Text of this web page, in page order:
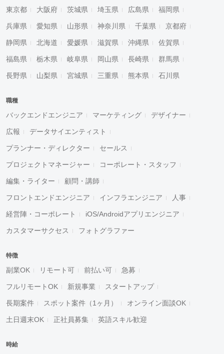
東京都 大阪府 茨城県 埼玉県 広島県 福岡県
兵庫県 愛知県 山形県 神奈川県 千葉県 京都府
静岡県 北海道 愛媛県 滋賀県 沖縄県 佐賀県
福島県 栃木県 岐阜県 岡山県 長崎県 群馬県
長野県 山梨県 宮城県 三重県 熊本県 石川県
職種
バックエンドエンジニア マーケティング デザイナー
広報 データサイエンティスト
プランナー・ディレクター セールス
プロジェクトマネージャー コーポレート・スタッフ
編集・ライター 顧問・講師
フロントエンドエンジニア インフラエンジニア 人事
経営陣・コーポレート iOS/Androidアプリエンジニア
カスタマーサクセス フォトグラファー
特徴
副業OK リモート可 前払い可 急募
フルリモートOK 新規事業 スタートアップ
長期案件 スポット案件（1ヶ月） オンライン面談OK
土日週末OK 正社員募集 英語スキル歓迎
時給